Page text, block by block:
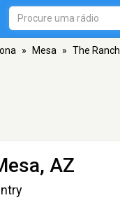
» Mesa » The Ranch
AZ